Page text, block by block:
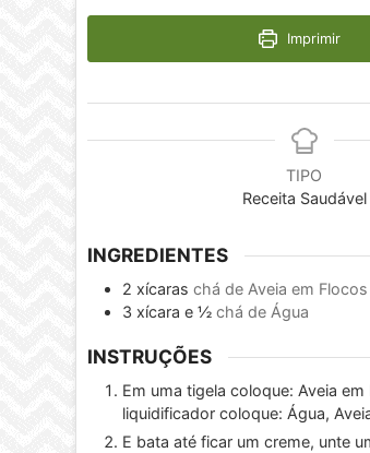
Imprimir
TIPO
Receita Saudável
INGREDIENTES
2 xícaras chá de Aveia em Flocos
3 xícara e ½ chá de Água
INSTRUÇÕES
Em uma tigela coloque: Aveia
liquidificador coloque: Água,
E bata até ficar um creme, unte